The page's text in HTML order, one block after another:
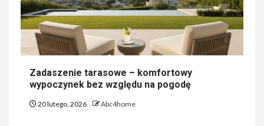
Zadaszenie tarasowe – komfortowy
wypoczynek bez względu na pogodę
20 lutego, 2026 Abc4home